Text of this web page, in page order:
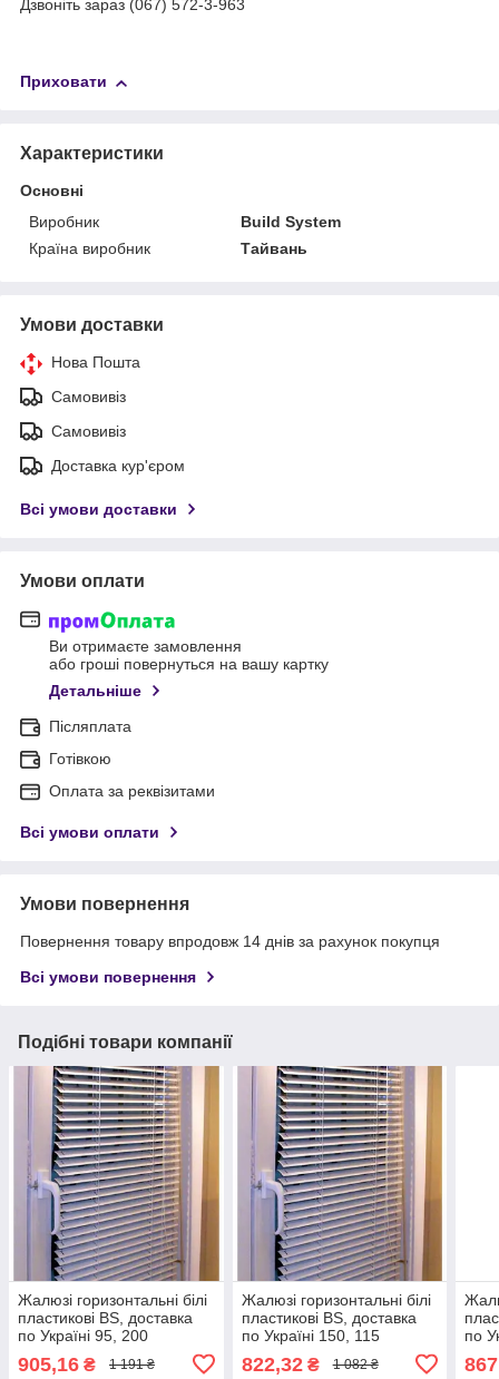
Дзвоніть зараз (067) 572-3-963
Приховати
Характеристики
Основні
Виробник
Build System
Країна виробник
Тайвань
Умови доставки
Нова Пошта
Самовивіз
Самовивіз
Доставка кур'єром
Всі умови доставки
Умови оплати
Ви отримаєте замовлення
або гроші повернуться на вашу картку
Детальніше
Післяплата
Готівкою
Оплата за реквізитами
Всі умови оплати
Умови повернення
Повернення товару впродовж 14 днів за рахунок покупця
Всі умови повернення
Подібні товари компанії
Жалюзі горизонтальні білі
пластикові BS, доставка
по Україні 95, 200
905,16 ₴ 1 191 ₴
Жалюзі горизонтальні білі
пластикові BS, доставка
по Україні 150, 115
822,32₴ 1 082 ₴
по